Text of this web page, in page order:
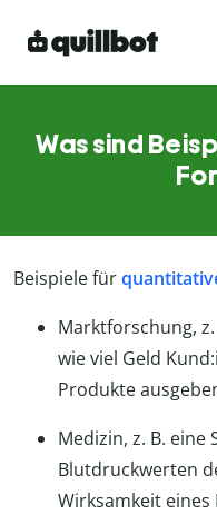
Was sind
Beispiele für
Marktforschung,
wie viel Geld
Produkte
Medizin, z. B.
Blutdruckwerten
Wirksamkeit